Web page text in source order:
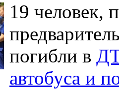
19 человек,
погибли в
автобуса и